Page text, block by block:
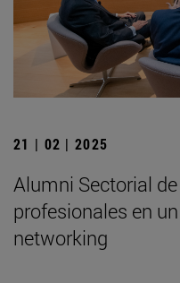
21 | 02 | 2025
Alumni Sectorial
profesionales en
networking